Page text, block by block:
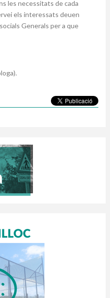
les necessitats de cada
els interessats deuen
Generals per a que